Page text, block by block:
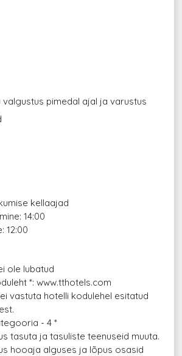
valgustus pimedal ajal ja varustus
kellaajad
14:00
12:00
ole lubatud
*: www.tthotels.com
vastuta hotelli kodulehel esitatud
- 4 *
tasuta ja tasuliste teenuseid muuta.
hooaja alguses ja lõpus osasid